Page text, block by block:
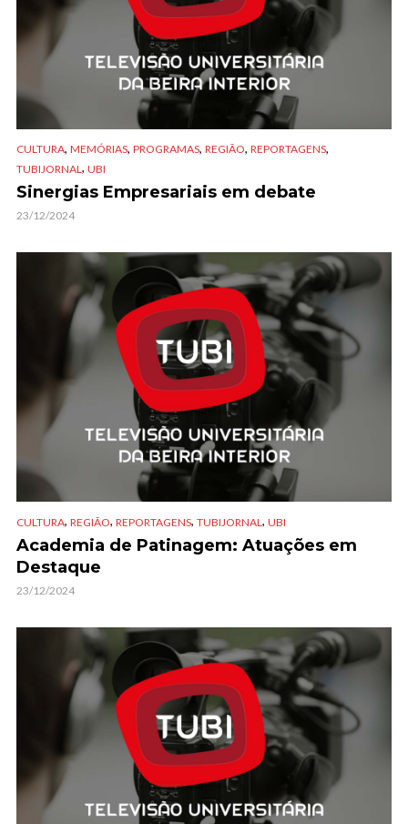
CULTURA, MEMÓRIAS, PROGRAMAS, REGIÃO, REPORTAGENS,
TUBIJORNAL , UBI
Sinergias Empresariais em debate
23/12/2024
CULTURA, REGIÃO, REPORTAGENS, TUBIJORNAL , UBI
Academia de Patinagem: Atuações em
Destaque
23/12/2024